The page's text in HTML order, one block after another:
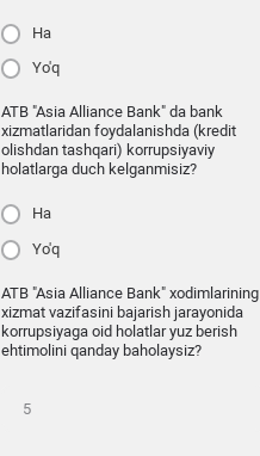
Ha
Yo'q
ATB "Asia Alliance Bank" da bank
xizmatlaridan foydalanishda (kredit
olishdan tashqari) korrupsiyaviy
holatlarga duch kelganmisiz?
Ha
Yo'q
ATB "Asia Alliance Bank" xodimlarining
xizmat vazifasini bajarish jarayonida
korrupsiyaga oid holatlar yuz berish
ehtimolini qanday baholaysiz?